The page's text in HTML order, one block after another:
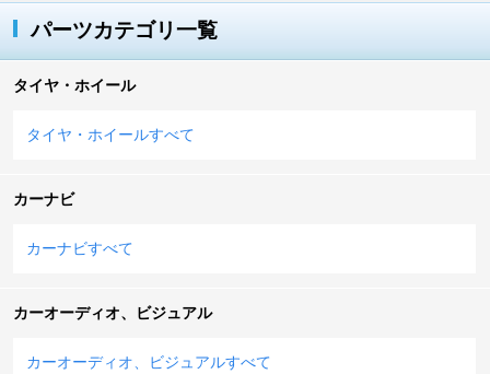
パーツカテゴリ一覧
タイヤ・ホイール
タイヤ・ホイールすべて
カーナビ
カーナビすべて
カーオーディオ、ビジュアル
カーオーディオ、ビジュアルすべて